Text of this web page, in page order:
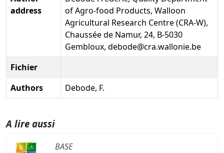
address
of Agro-food Products, Walloon
Agricultural Research Centre (CRA-W),
Chaussée de Namur, 24, B-5030
Gembloux, debode@cra.wallonie.be
Fichier
Authors
Debode, F.
A lire aussi
BASE